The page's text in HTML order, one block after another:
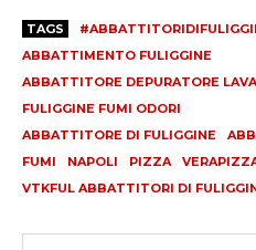
TAGS
ABBATTIMENTO FULIGGINE
ABBATTITORE DEPURATORE
FULIGGINE FUMI ODORI
ABBATTITORE DI FULIGGINE
FUMI
NAPOLI PIZZA
VTKFUL ABBATTITORI DI